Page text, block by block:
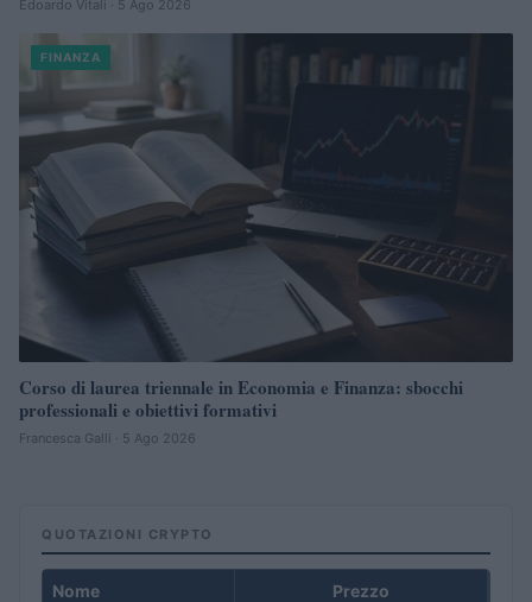
Edoardo Vitali · 5 Ago 2026
FINANZA
Corso di laurea triennale in Economia e Finanza: sbocchi
professionali e obiettivi formativi
Francesca Galli · 5 Ago 2026
QUOTAZIONI CRYPTO
Nome Prezzo